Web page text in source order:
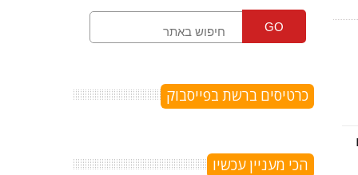
GO
כרטיסים ברשת בפייסבוק
הכי מעניין עכשיו